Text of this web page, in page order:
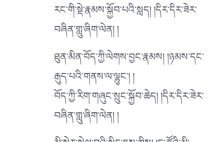
རང་གི་སྡེ་རྣམས་སྐྱོབ་པའི་སླད། །དིར་དིར་ཟེར་
བཞིན་གླུ་ཞིག་ལེན། །
ཐུན་མིན་བོད་ཀྱི་ལེགས་བྱང་རྣམས། །ཉམས་དང་
རྒུད་པའི་གནས་ལ་ལྷུང༌། །
བོད་ཀྱི་རིག་གཞུང་སྲུང་སྐྱོབ་ཆེད། །དིར་དིར་ཟེར་
བཞིན་གླུ་ཞིག་ལེན། །